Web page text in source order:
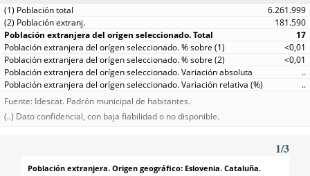
6.261.999
181.590
17
<0,01
<0,01
..
..
Fuente: Idescat. Padrón municipal de habitantes.
(..) Dato confidencial, con baja fiabilidad o no disponible.